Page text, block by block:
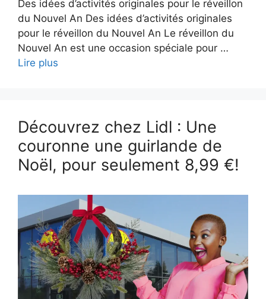
Des idées d’activités originales pour le réveillon
du Nouvel An Des idées d’activités originales
pour le réveillon du Nouvel An Le réveillon du
Nouvel An est une occasion spéciale pour …
Lire plus
Découvrez chez Lidl : Une
couronne une guirlande de
Noël, pour seulement 8,99 €!